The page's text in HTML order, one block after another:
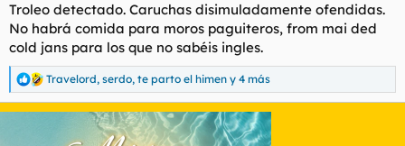
Troleo detectado. Caruchas disimuladamente ofendidas.
No habrá comida para moros paguiteros, from mai ded
cold jans para los que no sabéis ingles.
R
e
a
Travelord, serdo, te parto el himen y 4 más